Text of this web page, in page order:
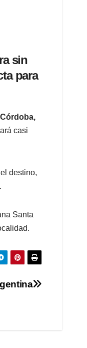
sin
para
casi
destino,
Santa